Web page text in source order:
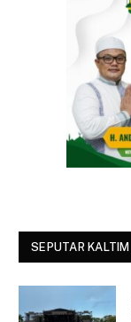
SEPUTAR KALTIM